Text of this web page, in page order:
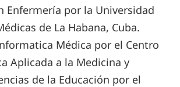
Enfermería por la Universidad
de La Habana, Cuba.
Médica por el Centro
Aplicada a la Medicina y
de la Educación por el